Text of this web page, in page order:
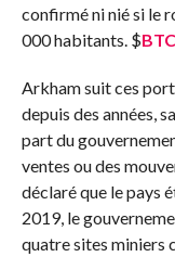
confirmé ni nié si le
000 habitants. $BTC
Arkham suit ces
depuis des années,
part du
ventes ou des
déclaré que le pays
2019, le
quatre sites miniers